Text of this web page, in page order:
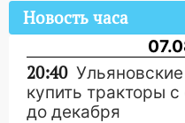
Новость часа
20:40
купить тракторы
до декабря